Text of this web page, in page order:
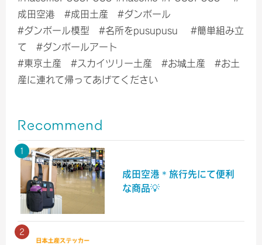
成田空港 #成田土産 #ダンボール
#ダンボール模型 #名所をpusupusu #簡単組み立
て #ダンボールアート
#東京土産 #スカイツリー土産 #お城土産 #お土
産に連れて帰ってあげてください
Recommend
成田空港＊旅行先にて便利
な商品💡